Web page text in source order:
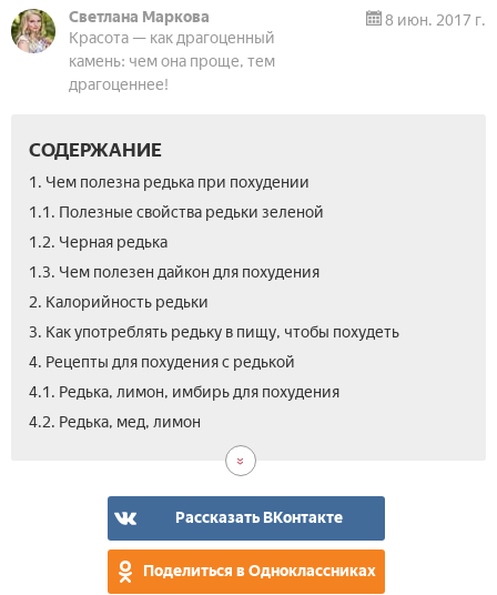
Светлана Маркова
Красота — как драгоценный
камень: чем она проще, тем
драгоценнее!
8 июн. 2017 г.
СОДЕРЖАНИЕ
1. Чем полезна редька при похудении
1.1. Полезные свойства редьки зеленой
1.2. Черная редька
1.3. Чем полезен дайкон для похудения
2. Калорийность редьки
3. Как употреблять редьку в пищу, чтобы похудеть
4. Рецепты для похудения с редькой
4.1. Редька, лимон, имбирь для похудения
4.2. Редька, мед, лимон
Рассказать ВКонтакте
Поделиться в Одноклассниках